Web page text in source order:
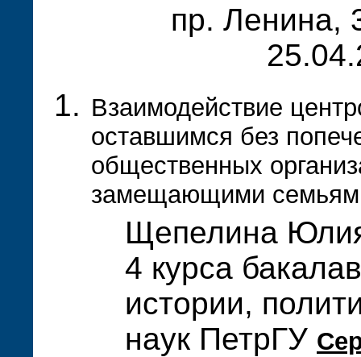
пр. Ленина,
Взаимодействие
оставшимся без
общественных
замещающими
Щепелина
4 курса
истории,
наук ПетрГУ